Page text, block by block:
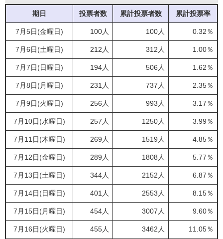
期日 投票者数 累計投票者数 累計投票率
7月5日(金曜日) 100人 100人 0.32％
7月6日(土曜日) 212人 312人 1.00％
7月7日(日曜日) 194人 506人 1.62％
7月8日(月曜日) 231人 737人 2.35％
7月9日(火曜日) 256人 993人 3.17％
7月10日(水曜日) 257人 1250人 3.99％
7月11日(木曜日) 269人 1519人 4.85％
7月12日(金曜日) 289人 1808人 5.77％
7月13日(土曜日) 344人 2152人 6.87％
7月14日(日曜日) 401人 2553人 8.15％
7月15日(月曜日) 454人 3007人 9.60％
7月16日(火曜日) 455人 3462人 11.05％